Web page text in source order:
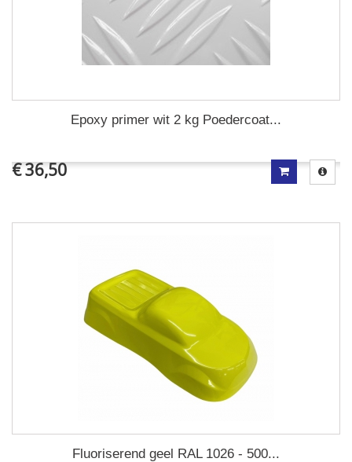
Epoxy primer wit 2 kg Poedercoat...
€ 36,50
Fluoriserend geel RAL 1026 - 500...